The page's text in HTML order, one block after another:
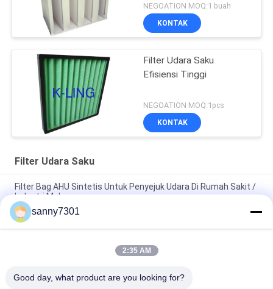
NEGOATION MOQ:1 buah
KONTAK
Filter Udara Saku
Efisiensi Tinggi
NEGOATION MOQ:1pcs
KONTAK
Filter Udara Saku
Filter Bag AHU Sintetis Untuk Penyejuk Udara Di Rumah Sakit /
Industri Makanan
Sistem HVAC Kaca Fiber Multi - Pocket Filter Udara Efisiensi F6
- F8 Untuk Rumah Kaca
Filter Udara Kompak Industri / Filter Udara Lipatan Dalam HVAC
sanny7301
2:35 AM
Good day, what product are you looking for?